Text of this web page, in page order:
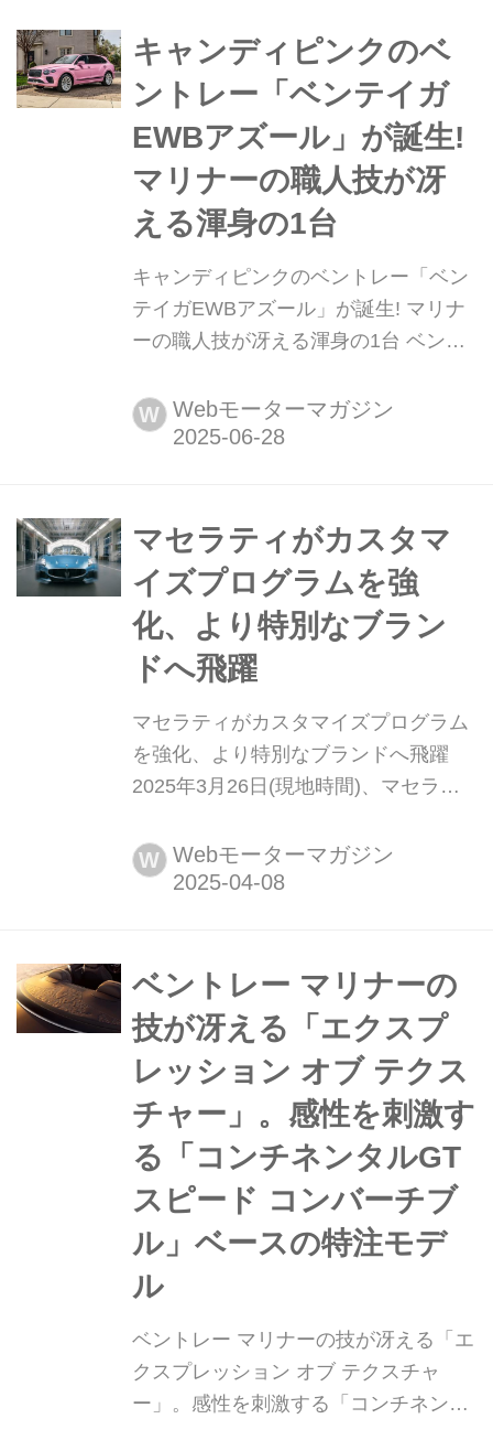
(RANGE ROVER HOUSE)」を、2025
年7月25日から27日の3日間、軽井沢で
開催した。今回はその模様をレ...
キャンディピンクのベ
ントレー「ベンテイガ
EWBアズール」が誕生!
マリナーの職人技が冴
える渾身の1台
キャンディピンクのベントレー「ベン
テイガEWBアズール」が誕生! マリナ
ーの職人技が冴える渾身の1台 ベント
たちの士気は高い。アメリカに住むベ
ントレー好事家の女性の要望に応え、
せた。
W Webモーターマガジン
マセラティがカスタマ
イズプログラムを強
化、より特別なブラン
ドへ飛躍
マセラティがカスタマイズプログラム
を強化、より特別なブランドへ飛躍
2025年3月26日(現地時間)、マセラテ
セラティ本社工場に、顧客の要望に応
えて理想の1台を実現するための拠点
点のオープニングを記念して、カスタ
マイズプログラムの最高傑作...
W Webモーターマガジン
ベントレー マリナーの
技が冴える「エクスプ
レッション オブ テクス
チャー」。感性を刺激す
る「コンチネンタルGT
スピード コンバーチブ
ル」ベースの特注モデ
ル
ベントレー マリナーの技が冴える「エ
クスプレッション オブ テクスチャ
ー」。感性を刺激する「コンチネンタ